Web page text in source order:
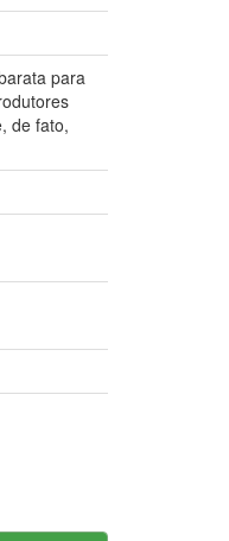
para
de fato,